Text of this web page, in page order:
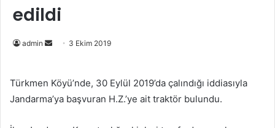
edildi
admin
Bir
göndermek
3 Ekim 2019
Türkmen Köyü’nde, 30 Eylül 2019’da çalındığı iddiasıyla
Jandarma’ya başvuran H.Z.’ye ait traktör bulundu.